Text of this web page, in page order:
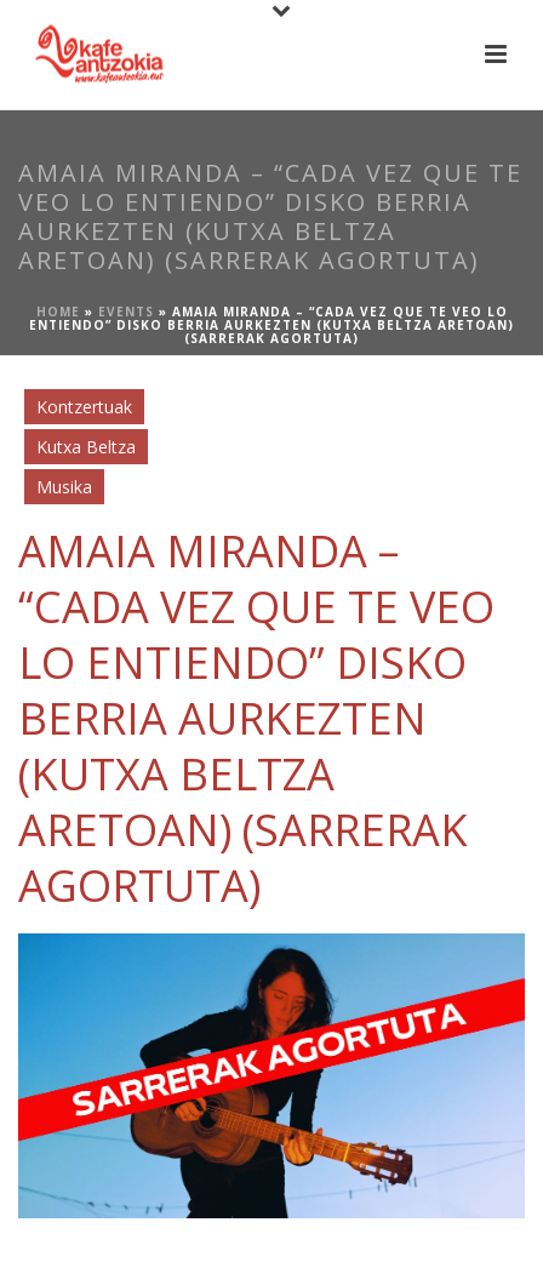
AMAIA MIRANDA – “CADA VEZ QUE TE
VEO LO ENTIENDO” DISKO BERRIA
AURKEZTEN (KUTXA BELTZA
ARETOAN) (SARRERAK AGORTUTA)
HOME » EVENTS » AMAIA MIRANDA – “CADA VEZ QUE TE VEO LO
ENTIENDO” DISKO BERRIA AURKEZTEN (KUTXA BELTZA ARETOAN)
(SARRERAK AGORTUTA)
Kontzertuak
Kutxa Beltza
Musika
AMAIA MIRANDA –
“CADA VEZ QUE TE VEO
LO ENTIENDO” DISKO
BERRIA AURKEZTEN
(KUTXA BELTZA
ARETOAN) (SARRERAK
AGORTUTA)